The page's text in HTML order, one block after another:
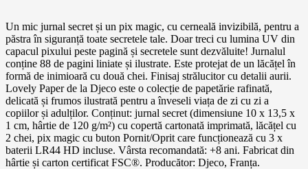
Un mic jurnal secret și un pix magic, cu cerneală invizibilă, pentru a
păstra în siguranță toate secretele tale. Doar treci cu lumina UV din
capacul pixului peste pagină și secretele sunt dezvăluite! Jurnalul
conține 88 de pagini liniate și ilustrate. Este protejat de un lăcățel în
formă de inimioară cu două chei. Finisaj strălucitor cu detalii aurii.
Lovely Paper de la Djeco este o colecție de papetărie rafinată,
delicată și frumos ilustrată pentru a înveseli viața de zi cu zi a
copiilor și adulților. Conținut: jurnal secret (dimensiune 10 x 13,5 x
1 cm, hârtie de 120 g/m²) cu copertă cartonată imprimată, lăcățel cu
2 chei, pix magic cu buton Pornit/Oprit care funcționează cu 3 x
baterii LR44 HD incluse. Vârsta recomandată: +8 ani. Fabricat din
hârtie și carton certificat FSC®. Producător: Djeco, Franța.